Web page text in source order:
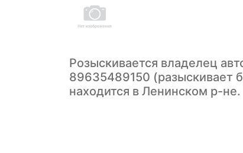
Розыскивается владелец
89635489150 (разыскивает
находится в Ленинском р-не.